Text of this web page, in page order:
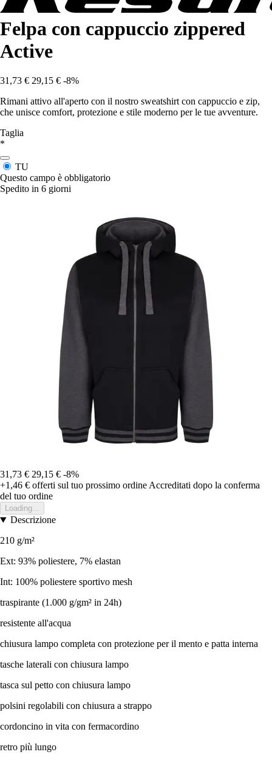
Felpa con cappuccio zippered
Active
31,73 € 29,15 € -8%
Rimani attivo all'aperto con il nostro sweatshirt con cappuccio e zip,
che unisce comfort, protezione e stile moderno per le tue avventure.
Taglia
*
TU
Questo campo è obbligatorio
Spedito in 6 giorni
31,73 € 29,15 € -8%
+1,46 € offerti sul tuo prossimo ordine Accreditati dopo la conferma
del tuo ordine
Loading...
Descrizione
210 g/m²
Ext: 93% poliestere, 7% elastan
Int: 100% poliestere sportivo mesh
traspirante (1.000 g/gm² in 24h)
resistente all'acqua
chiusura lampo completa con protezione per il mento e patta interna
tasche laterali con chiusura lampo
tasca sul petto con chiusura lampo
polsini regolabili con chiusura a strappo
cordoncino in vita con fermacordino
retro più lungo